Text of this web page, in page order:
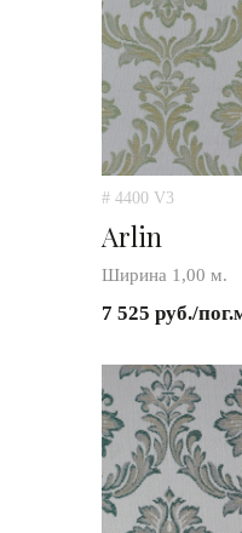
# 4400 V3
Arlin
Ширина 1,00 м.
7 525 руб./